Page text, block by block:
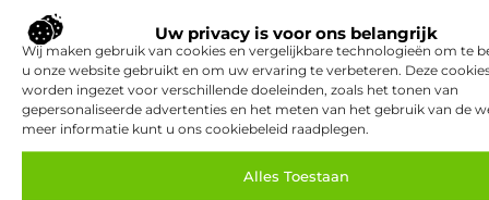
Uw privacy is voor ons belangrijk
Wij maken gebruik van cookies en vergelijkbare technologieën om te
u onze website gebruikt en om uw ervaring te verbeteren. Deze
worden ingezet voor verschillende doeleinden, zoals het tonen van
gepersonaliseerde advertenties en het meten van het gebruik van de
meer informatie kunt u ons cookiebeleid raadplegen.
Alles Toestaan
Van Lennep Kliniek: Expertise en esthetiek in perfecte balans